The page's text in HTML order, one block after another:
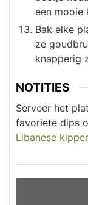
een mooie
Bak elke
ze
knapperig
NOTITIES
Serveer het
favoriete dips
Libanese